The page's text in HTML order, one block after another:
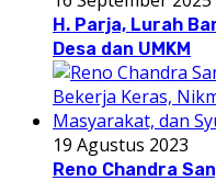
H. Parja, Lurah
Desa dan UMKM
19 Agustus 2023
Reno Chandra